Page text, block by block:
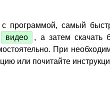
с программой, самый
видео , а затем скачать
При
или почитайте